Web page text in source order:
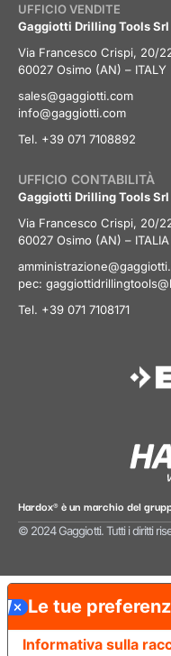
UFFICIO VENDITE
Gaggiotti Drilling Tools Srl
Via Francesco Crispi, 20/
60027 Osimo (AN) – ITALY
sales@gaggiotti.com
info@gaggiotti.com
Tel. +39 071 7108892
UFFICIO CONTABILITÀ
Gaggiotti Drilling Tools Srl
Via Francesco Crispi, 20/
60027 Osimo (AN) – ITALIA
pec:
Tel. +39 071 7108171
Hardox® è un marchio del
© 2024 Gaggiotti. Tutti i diritti
Informativa sulla
Le tue